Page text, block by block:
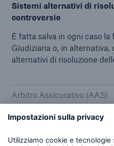
Sistemi alternativi di
controversie
È fatta salva in ogni caso la
Giudiziaria o, in alternativa,
alternativi di risoluzione
Arbitro Assicurativo (AAS)
Conciliazione Paritetica